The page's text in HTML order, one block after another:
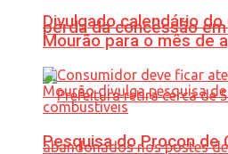
perda da concessão
Divulgado calendário
Mourão para o mês de
Pesquisa do Procon de